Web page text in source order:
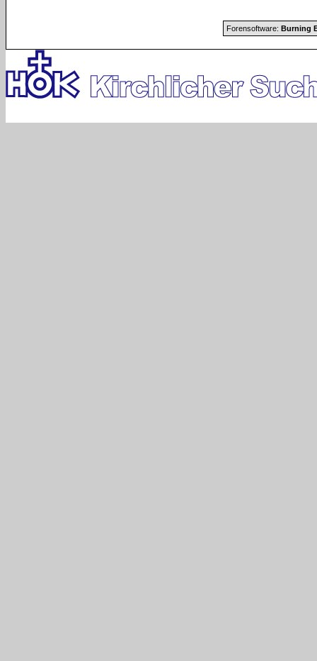
Forensoftware: Burning